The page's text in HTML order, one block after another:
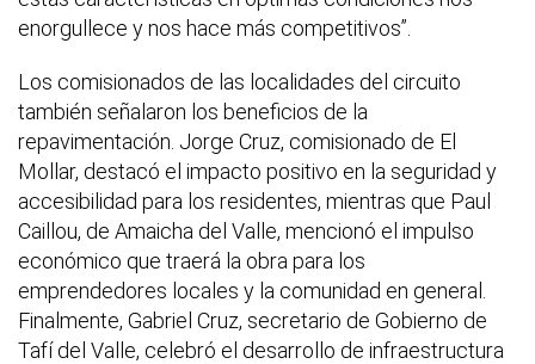
enorgullece y nos hace más competitivos”.
Los comisionados de las localidades del circuito
también señalaron los beneficios de la
repavimentación. Jorge Cruz, comisionado de El
Mollar, destacó el impacto positivo en la seguridad y
accesibilidad para los residentes, mientras que Paul
Caillou, de Amaicha del Valle, mencionó el impulso
económico que traerá la obra para los
emprendedores locales y la comunidad en general.
Finalmente, Gabriel Cruz, secretario de Gobierno de
Tafí del Valle, celebró el desarrollo de infraestructura